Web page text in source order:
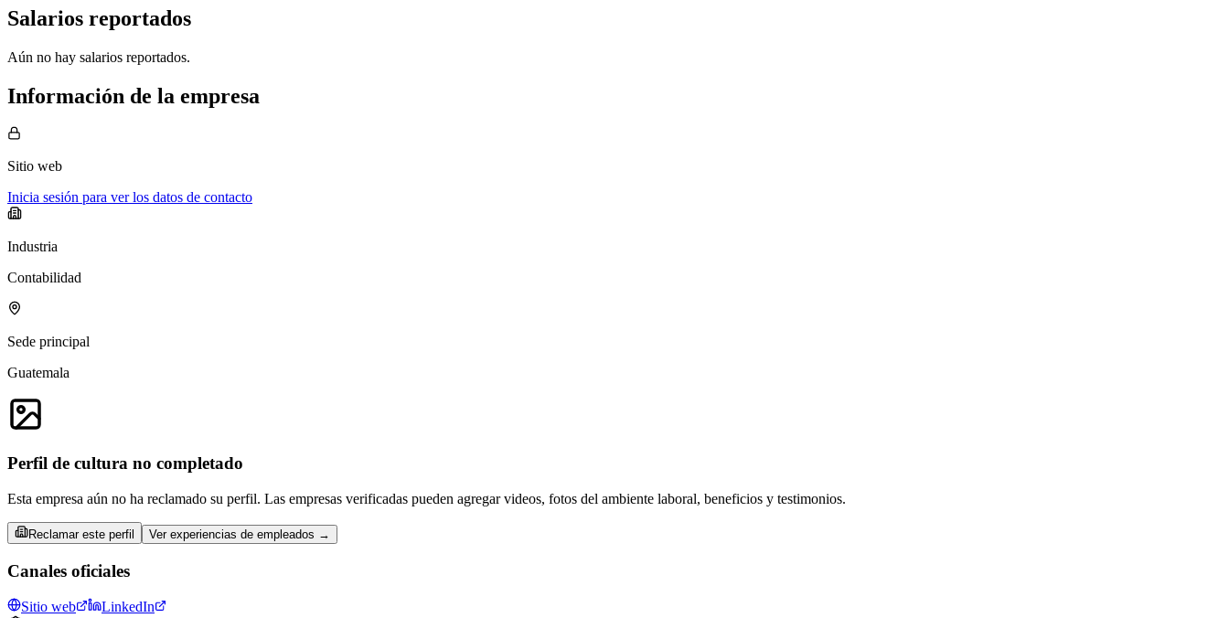
Salarios reportados
Aún no hay salarios reportados.
Información de la empresa
Sitio web
Inicia sesión para ver los datos de contacto
Industria
Contabilidad
Sede principal
Guatemala
Perfil de cultura no completado
Esta empresa aún no ha reclamado su perfil. Las empresas verificadas pueden agregar videos, fotos del ambiente laboral, beneficios y testimonios.
Reclamar este perfil Ver experiencias de empleados →
Canales oficiales
Sitio web LinkedIn